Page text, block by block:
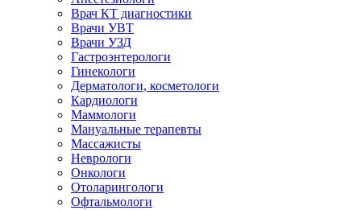
Врач КТ диагностики
Врачи УВТ
Врачи УЗД
Гастроэнтерологи
Гинекологи
Дерматологи, косметологи
Кардиологи
Маммологи
Мануальные терапевты
Массажисты
Неврологи
Онкологи
Отоларингологи
Офтальмологи